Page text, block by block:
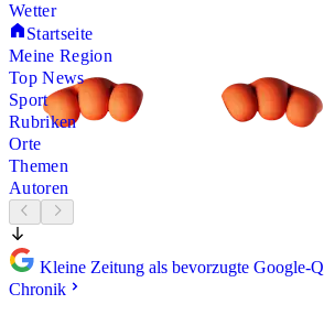
Wetter
Startseite
Meine Region
Top News
Sport
Rubriken
Orte
Themen
Autoren
Kleine Zeitung als bevorzugte Google-
Chronik